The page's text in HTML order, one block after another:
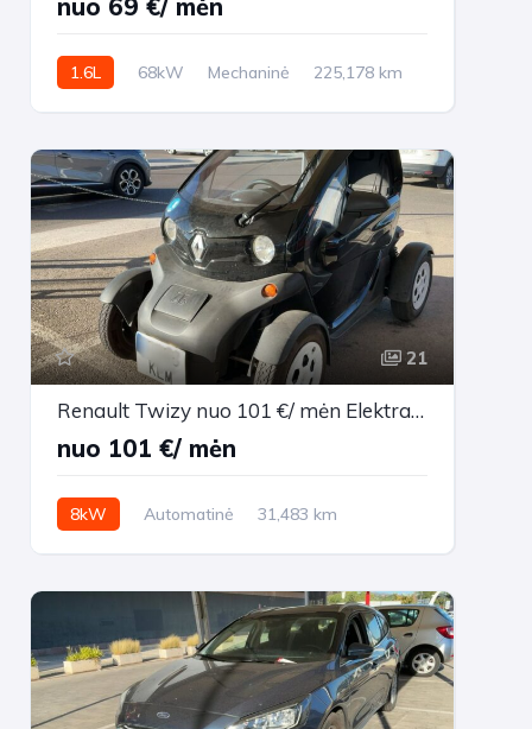
nuo 69 €/ mėn
1.6L 68kW Mechaninė
225,178 km
21
Renault Twizy nuo 101 €/ mėn Elektra 2017m. Other Automatinė
nuo 101 €/ mėn
8kW Automatinė
31,483 km